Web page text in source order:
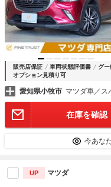
販売店保証 車両状態評価書 グ
オプション見積り可
愛知県小牧市
在庫を確認
今あな
UP マツダ